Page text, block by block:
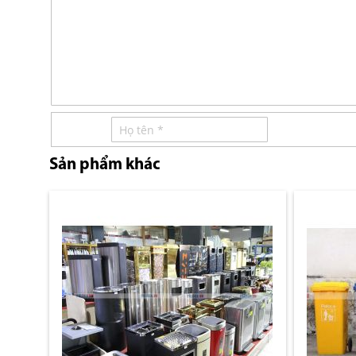
Sản phẩm khác